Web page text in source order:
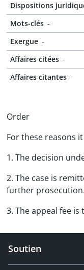
Dispositions
Mots-clés -
Exergue -
Affaires citées -
Affaires citantes -
Order
For these reasons
1. The decision
2. The case is
further prosecution.
3. The appeal fee
Soutien